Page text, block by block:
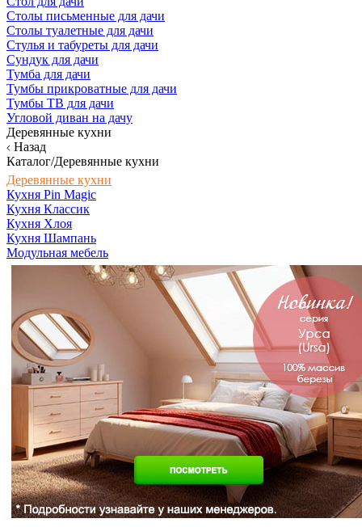
Столы письменные для дачи
Столы туалетные для дачи
Стулья и табуреты для дачи
Сундук для дачи
Тумба для дачи
Тумбы прикроватные для дачи
Тумбы ТВ для дачи
Угловой диван на дачу
Деревянные кухни
Назад
Каталог/Деревянные кухни
Деревянные кухни
Кухня Pin Magic
Кухня Классик
Кухня Хлоя
Кухня Шампань
Модульная мебель